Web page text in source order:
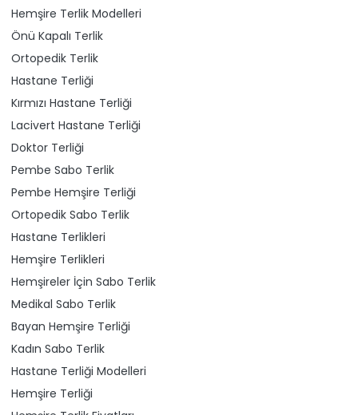
Hemşire Terlik Modelleri
Önü Kapalı Terlik
Ortopedik Terlik
Hastane Terliği
Kırmızı Hastane Terliği
Lacivert Hastane Terliği
Doktor Terliği
Pembe Sabo Terlik
Pembe Hemşire Terliği
Ortopedik Sabo Terlik
Hastane Terlikleri
Hemşire Terlikleri
Hemşireler İçin Sabo Terlik
Medikal Sabo Terlik
Bayan Hemşire Terliği
Kadın Sabo Terlik
Hastane Terliği Modelleri
Hemşire Terliği